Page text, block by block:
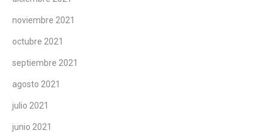
noviembre 2021
octubre 2021
septiembre 2021
agosto 2021
julio 2021
junio 2021